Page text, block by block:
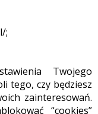
;
Twojego
tego, czy będziesz
zainteresowań.
“cookies”